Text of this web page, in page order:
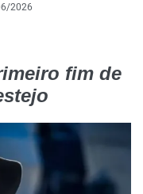
2026
fim de